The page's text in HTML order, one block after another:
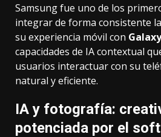
Samsung fue uno de los
integrar de forma consistente
su experiencia móvil con
capacidades de IA contextual
usuarios interactuar con su
natural y eficiente.
IA y fotografía:
potenciada por el